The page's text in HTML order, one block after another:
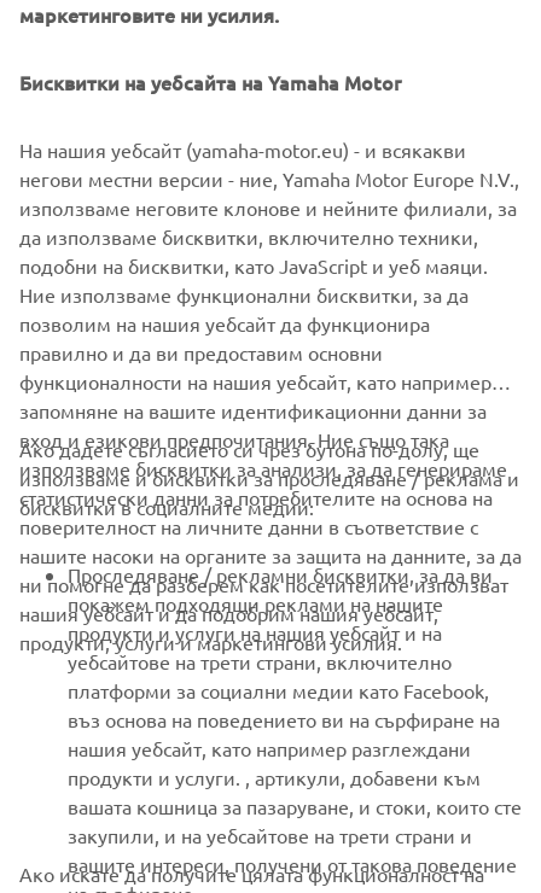
гама е идеална за онези
изискано и без усилие луксозно.
1/10
ОФИЦИАЛЕН УЕБСАЙТ НА INVICTUS
CORPORATE
FOR BUSINESS
MORE YAMAHA
SUPPORT
НОВИНАРСКИ БЮЛЕТИН
Бъдете първите, които ще научат за най-новите оферти,
специални събития, нови модели и много други
маркетинговите ни усилия.
Бисквитки на уебсайта на Yamaha Motor
На нашия уебсайт (yamaha-motor.eu) - и всякакви
негови местни версии - ние, Yamaha Motor Europe N.V.,
използваме неговите клонове и нейните филиали, за
да използваме бисквитки, включително техники,
подобни на бисквитки, като JavaScript и уеб маяци.
Ние използваме функционални бисквитки, за да
позволим на нашия уебсайт да функционира
правилно и да ви предоставим основни
функционалности на нашия уебсайт, като например
запомняне на вашите идентификационни данни за
вход и езикови предпочитания. Ние също така
използваме бисквитки за анализи, за да генерираме
статистически данни за потребителите на основа на
поверителност на личните данни в съответствие с
нашите насоки на органите за защита на данните, за да
ни помогне да разберем как посетителите използват
нашия уебсайт и да подобрим нашия уебсайт,
продукти, услуги и маркетингови усилия.
Ако дадете съгласието си чрез бутона по-долу, ще
използваме и бисквитки за проследяване / реклама и
бисквитки в социалните медии:
Проследяване / рекламни бисквитки, за да ви
покажем подходящи реклами на нашите
продукти и услуги на нашия уебсайт и на
уебсайтове на трети страни, включително
платформи за социални медии като Facebook,
въз основа на поведението ви на сърфиране на
нашия уебсайт, като например разглеждани
продукти и услуги. , артикули, добавени към
вашата кошница за пазаруване, и стоки, които сте
закупили, и на уебсайтове на трети страни и
вашите интереси, получени от такова поведение
Ако искате да получите цялата функционалност на